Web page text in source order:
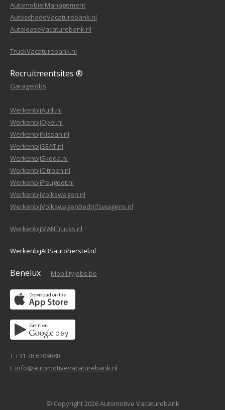
AutomobielManagement
AutoschadeVacaturebank.nl
AutoleaseVacaturebank.nl
TruckVacaturebank.nl
Recruitmentsites ®
Garagejobs
WerkenbijAudi.nl
WerkenbijOpel.nl
WerkenbijNissan.nl
WerkenbijSEAT.nl
WerkenbijSkoda.nl
WerkenbijCitroen.nl
WerkenbijPeugeot.nl
WerkenbijVolkswagen.nl
WerkenbijVolkswagenBedrijfswagens.nl
WerkenbijMANTrucks.nl
WerkenbijABSautoherstel.nl
Benelux MobilityJobs.be
T +31 78 6209888
E info@automotivevacaturebank.nl
© Copyright 2026 Automotive Vacaturebank